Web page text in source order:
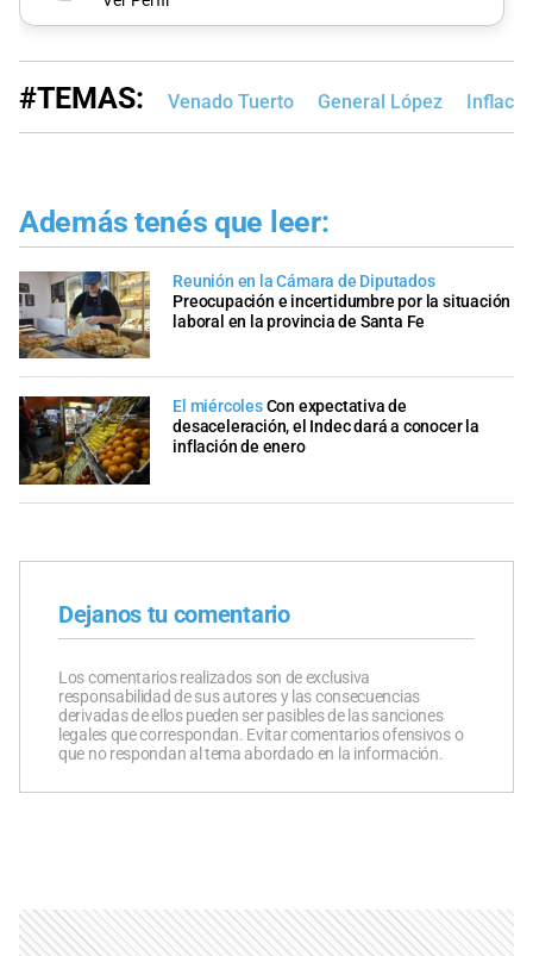
#TEMAS: Venado Tuerto General López
Además tenés que leer:
Reunión en la Cámara de Diputados
Preocupación e incertidumbre por la situación
laboral en la provincia de Santa Fe
El miércolesCon expectativa de
desaceleración, el Indec dará a conocer la
inflación de enero
Dejanos tu comentario
Los comentarios realizados son de exclusiva
responsabilidad de sus autores y las consecuencias
derivadas de ellos pueden ser pasibles de las sanciones
legales que correspondan. Evitar comentarios ofensivos o
que no respondan al tema abordado en la información.